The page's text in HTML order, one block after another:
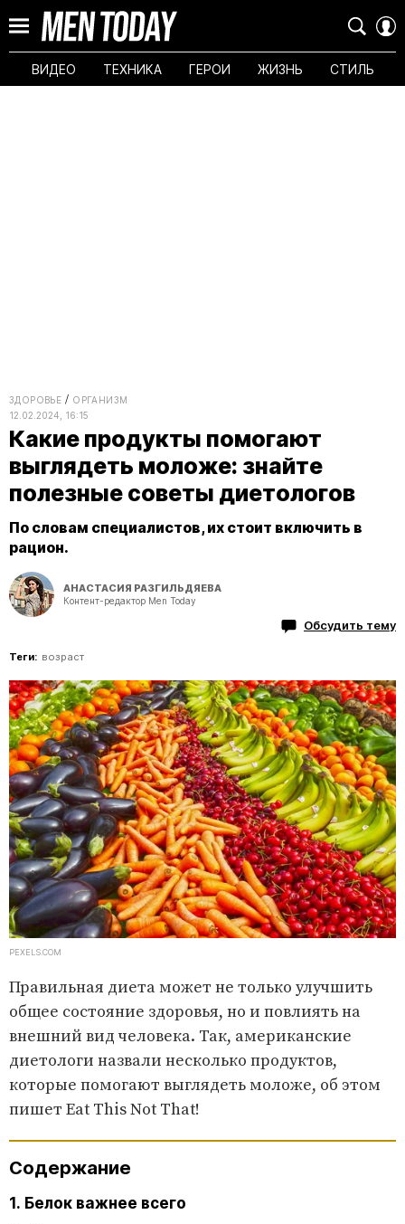
ВИДЕО ТЕХНИКА ГЕРОИ ЖИЗНЬ СТИЛЬ
ЗДОРОВЬЕ
ОРГАНИЗМ
12.02.2024, 16:15
Какие продукты помогают
выглядеть моложе: знайте
полезные советы диетологов
По словам специалистов, их стоит включить в
рацион.
АНАСТАСИЯ РАЗГИЛЬДЯЕВА
Контент-редактор Men Today
Обсудить тему
Теги: возраст
PEXELS.COM
Правильная диета может не только улучшить
общее состояние здоровья, но и повлиять на
внешний вид человека. Так, американские
диетологи назвали несколько продуктов,
которые помогают выглядеть моложе, об этом
пишет Eat This Not That!
Содержание
1. Белок важнее всего